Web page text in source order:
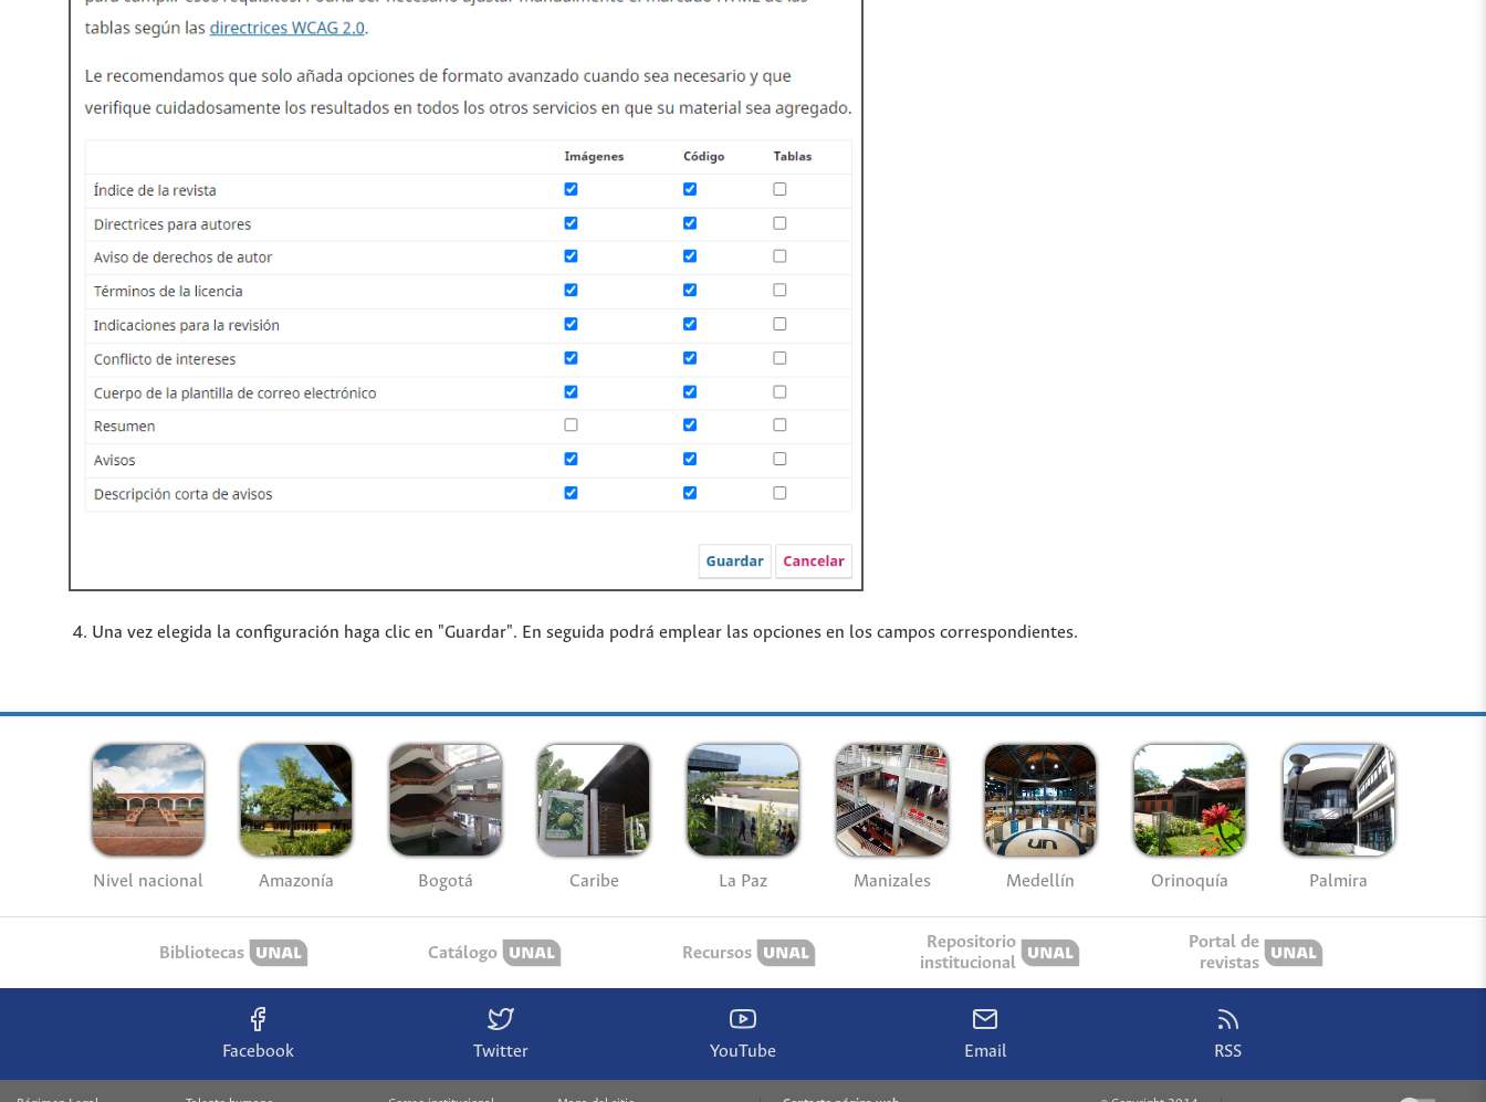
Una vez elegida la configuración haga clic en "Guardar". En seguida podrá emplear las opciones en los campos correspondientes.
Nivel nacional Amazonía Bogotá Caribe La Paz Manizales Medellín Orinoquía Palmira
Bibliotecas Catálogo Recursos
Repositorio
institucional
Portal de
revistas
Facebook Twitter YouTube Email RSS